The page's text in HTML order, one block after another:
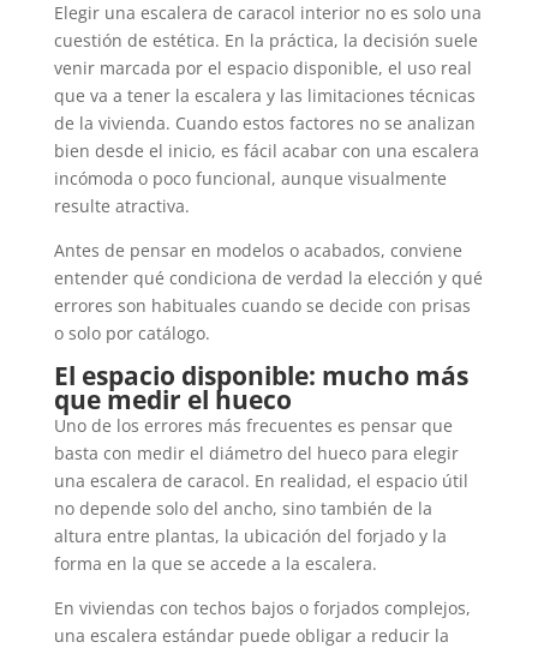
Elegir una escalera de caracol interior no es solo una
cuestión de estética. En la práctica, la decisión suele
venir marcada por el espacio disponible, el uso real
que va a tener la escalera y las limitaciones técnicas
de la vivienda. Cuando estos factores no se analizan
bien desde el inicio, es fácil acabar con una escalera
incómoda o poco funcional, aunque visualmente
resulte atractiva.
Antes de pensar en modelos o acabados, conviene
entender qué condiciona de verdad la elección y qué
errores son habituales cuando se decide con prisas
o solo por catálogo.
El espacio disponible: mucho más
que medir el hueco
Uno de los errores más frecuentes es pensar que
basta con medir el diámetro del hueco para elegir
una escalera de caracol. En realidad, el espacio útil
no depende solo del ancho, sino también de la
altura entre plantas, la ubicación del forjado y la
forma en la que se accede a la escalera.
En viviendas con techos bajos o forjados complejos,
una escalera estándar puede obligar a reducir la